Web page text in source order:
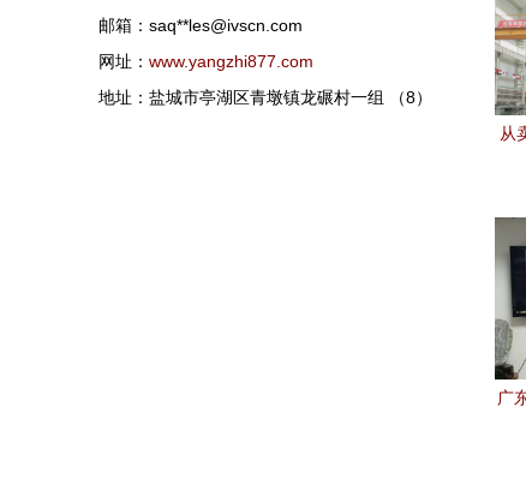
邮箱：saq**les@ivscn.com
网址： www.yangzhi877.com
地址：盐城市亭湖区青墩镇龙碾村一组 （8）
从
广